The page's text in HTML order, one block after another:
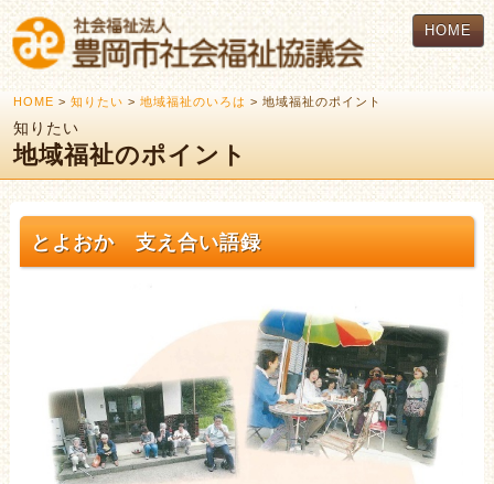
HOME
HOME > 知りたい > 地域福祉のいろは > 地域福祉のポイント
知りたい
地域福祉のポイント
とよおか 支え合い語録